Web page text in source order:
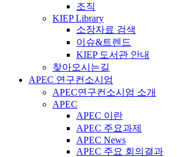
조직
KIEP Library
소장자료 검색
이슈&트렌드
KIEP 도서관 안내
찾아오시는길
APEC 연구컨소시엄
APEC연구컨소시엄 소개
APEC
APEC 이란
APEC 주요과제
APEC News
APEC 주요 회의결과